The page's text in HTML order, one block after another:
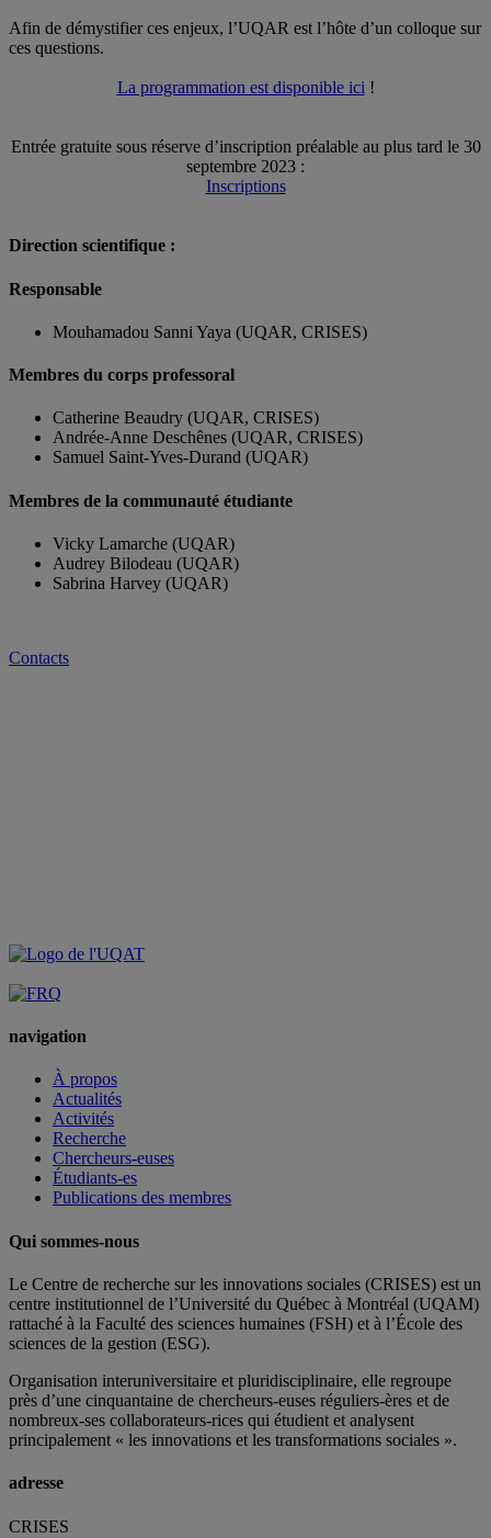
Afin de démystifier ces enjeux, l’UQAR est l’hôte d’un colloque sur
ces questions.
La programmation est disponible ici !
Entrée gratuite sous réserve d’inscription préalable au plus tard le 30
septembre 2023 :
Inscriptions
Direction scientifique :
Responsable
Mouhamadou Sanni Yaya (UQAR, CRISES)
Membres du corps professoral
Catherine Beaudry (UQAR, CRISES)
Andrée-Anne Deschênes (UQAR, CRISES)
Samuel Saint-Yves-Durand (UQAR)
Membres de la communauté étudiante
Vicky Lamarche (UQAR)
Audrey Bilodeau (UQAR)
Sabrina Harvey (UQAR)
Contacts
navigation
À propos
Actualités
Activités
Recherche
Chercheurs-euses
Étudiants-es
Publications des membres
Qui sommes-nous
Le Centre de recherche sur les innovations sociales (CRISES) est un
centre institutionnel de l’Université du Québec à Montréal (UQAM)
rattaché à la Faculté des sciences humaines (FSH) et à l’École des
sciences de la gestion (ESG).
Organisation interuniversitaire et pluridisciplinaire, elle regroupe
près d’une cinquantaine de chercheurs-euses réguliers-ères et de
nombreux-ses collaborateurs-rices qui étudient et analysent
principalement « les innovations et les transformations sociales ».
adresse
CRISES